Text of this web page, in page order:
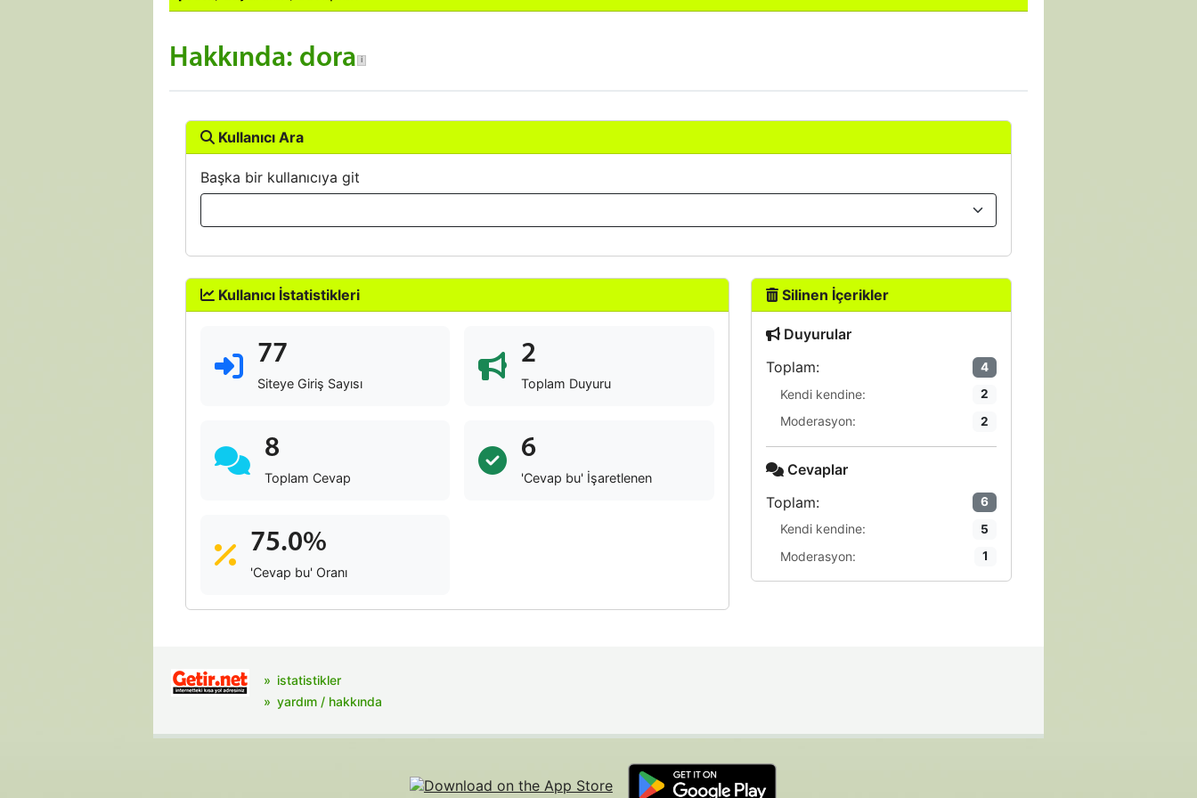
Hakkında: dora
Kullanıcı Ara
Başka bir kullanıcıya git
Kullanıcı İstatistikleri
77
Siteye Giriş Sayısı
2
Toplam Duyuru
8
Toplam Cevap
6
'Cevap bu' İşaretlenen
75.0%
'Cevap bu' Oranı
Silinen İçerikler
Duyurular
Toplam:
4
Kendi kendine: 2
Moderasyon: 2
Cevaplar
Toplam:
6
Kendi kendine: 5
Moderasyon: 1
istatistikler
yardım / hakkında